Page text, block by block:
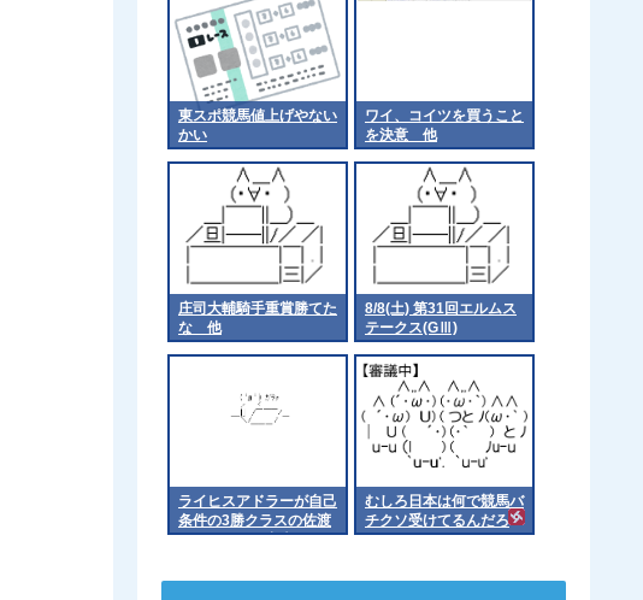
東スポ競馬値上げやない
かい
ワイ、コイツを買うこと
を決意 他
庄司大輔騎手重賞勝てた
な 他
8/8(土) 第31回エルムス
テークス(GⅢ)
ライヒスアドラーが自己
条件の3勝クラスの佐渡
ステークスに出走
むしろ日本は何で競馬バ
チクソ受けてるんだろ